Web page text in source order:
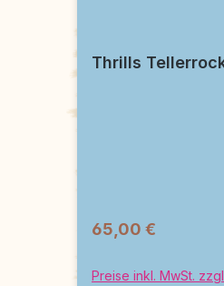
Thrills
65,00 €
Preise inkl. MwSt.